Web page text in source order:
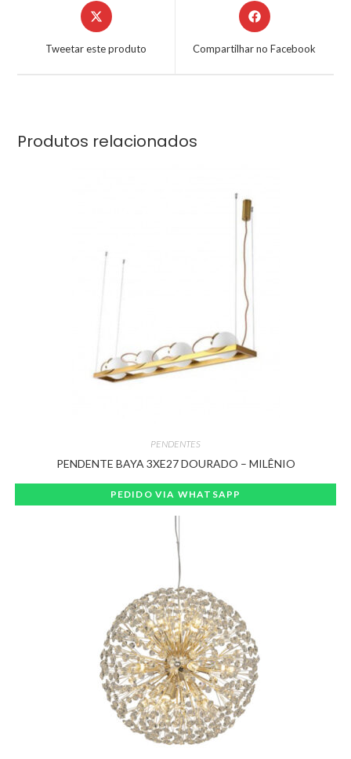
Tweetar este produto Compartilhar no Facebook
Produtos relacionados
PENDENTES
PENDENTE BAYA 3XE27 DOURADO – MILÊNIO
PEDIDO VIA WHATSAPP